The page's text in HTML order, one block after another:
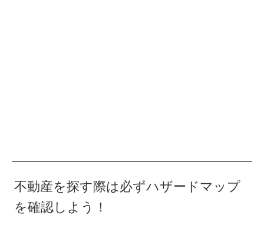
不動産を探す際は必ずハザードマップ
を確認しよう！